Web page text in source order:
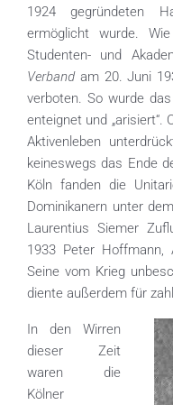
1924 gegründeten
ermöglicht wurde.
Studenten- und
Verbandam 20. Juni
verboten. So wurde
enteignet und „arisiert“.
Aktivenleben
keineswegs das Ende
Köln fanden die
Dominikanern unter
Laurentius Siemer
1933 Peter Hoffmann,
Seine vom Krieg
diente außerdem für
In den Wirren
dieser Zeit
waren die
Kölner